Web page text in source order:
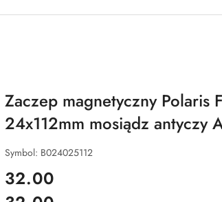
Zaczep magnetyczny Polaris
24x112mm mosiądz antyczy
Symbol: B024025112
cena:
32.00